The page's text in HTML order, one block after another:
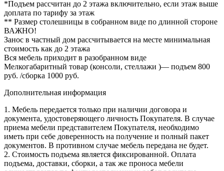
*Подъем рассчитан до 2 этажа включительно, если этаж выше
доплата по тарифу за этаж
** Размер столешницы в собранном виде по длинной стороне
ВАЖНО!
Занос в частный дом рассчитывается на месте минимальная
стоимость как до 2 этажа
Вся мебель приходит в разобранном виде
Мелкогабаритный товар (консоли, стеллажи )— подъем 800
руб. /сборка 1000 руб.
Дополнительная информация
1. Мебель передается только при наличии договора и
документа, удостоверяющего личность Покупателя. В случае
приема мебели представителем Покупателя, необходимо
иметь при себе доверенность на получение и полный пакет
документов. В противном случае мебель передана не будет.
2. Стоимость подъема является фиксированной. Оплата
подъема, доставки, сборки, а так же проноса мебели